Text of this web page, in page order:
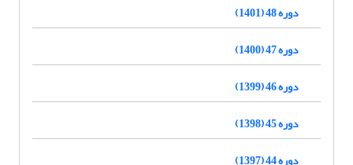
دوره 48 (1401)
دوره 47 (1400)
دوره 46 (1399)
دوره 45 (1398)
دوره 44 (1397)